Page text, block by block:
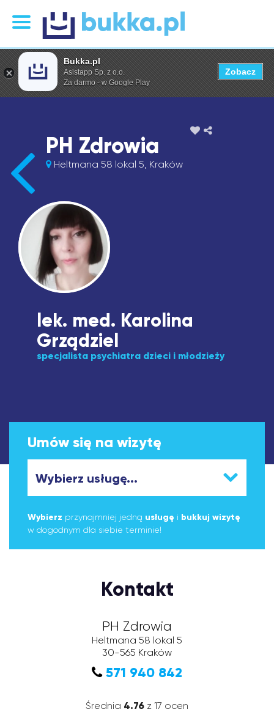
PH Zdrowia
Heltmana 58 lokal 5, Kraków
lek. med. Karolina
Grządziel
specjalista psychiatra dzieci i młodzieży
Umów się na wizytę
Wybierz przynajmniej jedną usługę i bukkuj wizytę
w dogodnym dla siebie terminie!
Kontakt
PH Zdrowia
Heltmana 58 lokal 5
30-565 Kraków
571 940 842
Średnia 4.76 z 17 ocen
Bukka.pl
Asistapp Sp. z o.o.
Za darmo - w Google Play
Zobacz